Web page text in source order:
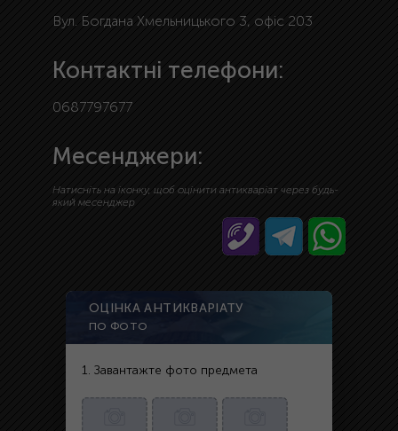
Вул. Богдана Хмельницького 3, офіс 203
Контактні телефони:
0687797677
Месенджери:
Натисніть на іконку, щоб оцінити антикваріат через будь-
який месенджер
ОЦІНКА АНТИКВАРІАТУ
ПО ФОТО
1. Завантажте фото предмета